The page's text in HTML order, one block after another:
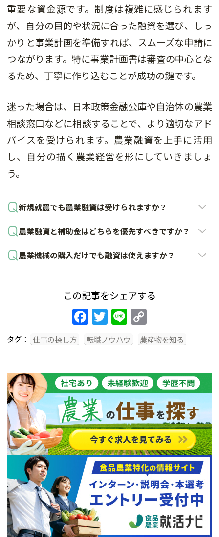
重要な資金源です。制度は複雑に感じられます
が、自分の目的や状況に合った融資を選び、しっ
かりと事業計画を準備すれば、スムーズな申請に
つながります。特に事業計画書は審査の中心とな
るため、丁寧に作り込むことが成功の鍵です。
迷った場合は、日本政策金融公庫や自治体の農業
相談窓口などに相談することで、より適切なアド
バイスを受けられます。農業融資を上手に活用
し、自分の描く農業経営を形にしていきましょ
う。
新規就農でも農業融資は受けられますか？
農業融資と補助金はどちらを優先すべきですか？
農業機械の購入だけでも融資は使えますか？
この記事をシェアする
Facebook
Twitter
Line
Link
タグ： 仕事の探し方 転職ノウハウ 農産物を知る